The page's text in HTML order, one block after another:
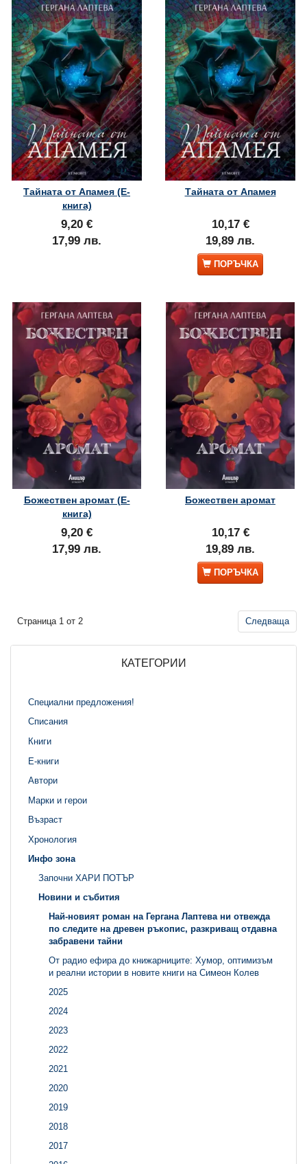
Тайната от Апамея (Е-
книга)
9,20 €
17,99 лв.
Тайната от Апамея
10,17 €
19,89 лв.
ПОРЪЧКА
Божествен аромат (Е-
книга)
9,20 €
17,99 лв.
Божествен аромат
10,17 €
19,89 лв.
ПОРЪЧКА
Страница 1 от 2 Следваща
КАТЕГОРИИ
Специални предложения!
Списания
Книги
Е-книги
Автори
Марки и герои
Възраст
Хронология
Инфо зона
Започни ХАРИ ПОТЪР
Новини и събития
Най-новият роман на Гергана Лаптева ни отвежда
по следите на древен ръкопис, разкриващ отдавна
забравени тайни
От радио ефира до книжарниците: Хумор, оптимизъм
и реални истории в новите книги на Симеон Колев
2025
2024
2023
2022
2021
2020
2019
2018
2017